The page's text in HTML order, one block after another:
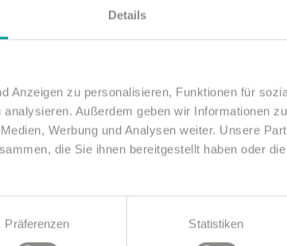
Details
Anzeigen zu personalisieren, Funktionen für
Außerdem geben wir Informationen
Werbung und Analysen weiter. Unsere
die Sie ihnen bereitgestellt haben oder
Präferenzen Statistiken